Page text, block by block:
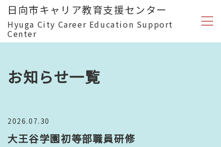
日向市キャリア教育支援センター
Hyuga City Career Education Support
Center
お知らせ一覧
2026.07.30
大王谷学園初等部職員研修